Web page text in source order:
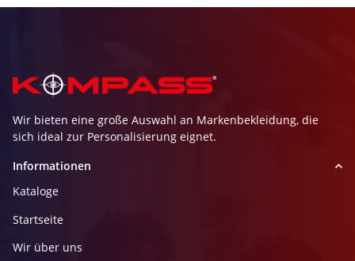
Wir bieten eine große Auswahl an Markenbekleidung, die
sich ideal zur Personalisierung eignet.
Informationen
Kataloge
Startseite
Wir über uns